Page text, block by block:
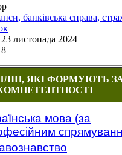
банківська справа,
листопада 2024
ЯКІ ФОРМУЮТЬ
мова (за